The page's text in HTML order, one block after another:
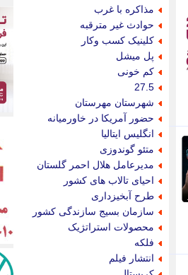
مذاکره با غرب
حوادث غیر مترقبه
کلینیک کسب وکار
پل میشل
کم خونی
27.5
شهرستان مهرستان
حضور آمریکا در خاورمیانه
انگلیس ایتالیا
متئو گوندوزی
مدیرعامل هلال احمر گلستان
احیای تالاب های کشور
طرح آبخیزداری
سازمان بسیج سازندگی کشور
محصولات استراتژیک
فلکه
انتشار فیلم